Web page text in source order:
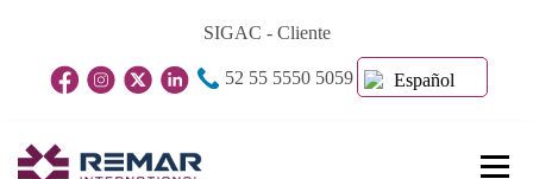
contenido
SIGAC - Cliente
52 55 5550 5059 Español
Menú